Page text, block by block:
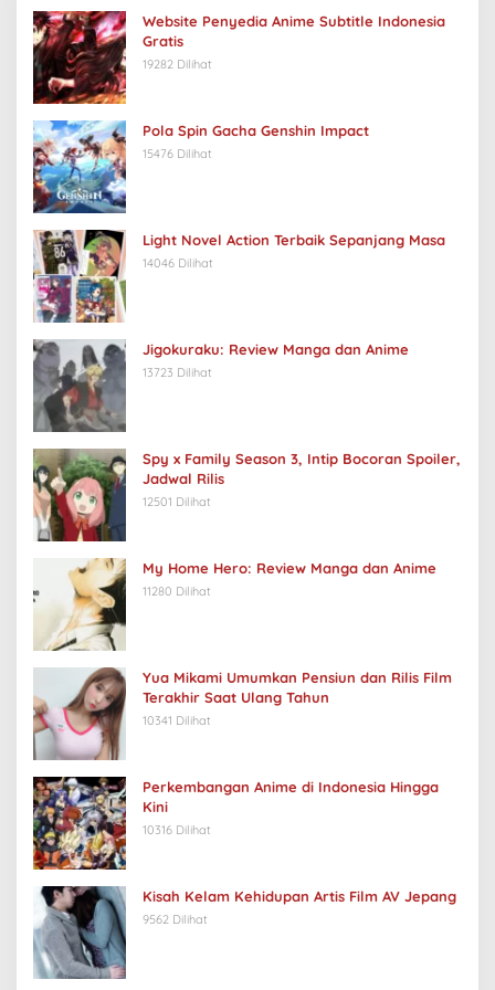
Website Penyedia Anime Subtitle Indonesia
Gratis
19282 Dilihat
Pola Spin Gacha Genshin Impact
15476 Dilihat
Light Novel Action Terbaik Sepanjang Masa
14046 Dilihat
Jigokuraku: Review Manga dan Anime
13723 Dilihat
Spy x Family Season 3, Intip Bocoran Spoiler,
Jadwal Rilis
12501 Dilihat
My Home Hero: Review Manga dan Anime
11280 Dilihat
Yua Mikami Umumkan Pensiun dan Rilis Film
Terakhir Saat Ulang Tahun
10341 Dilihat
Perkembangan Anime di Indonesia Hingga
Kini
10316 Dilihat
Kisah Kelam Kehidupan Artis Film AV Jepang
9562 Dilihat